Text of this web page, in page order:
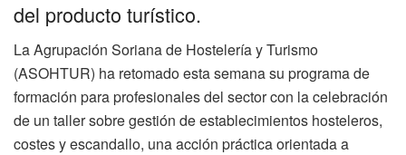
del producto turístico.
La Agrupación Soriana de Hostelería y Turismo
(ASOHTUR) ha retomado esta semana su programa de
formación para profesionales del sector con la celebración
de un taller sobre gestión de establecimientos hosteleros,
costes y escandallo, una acción práctica orientada a